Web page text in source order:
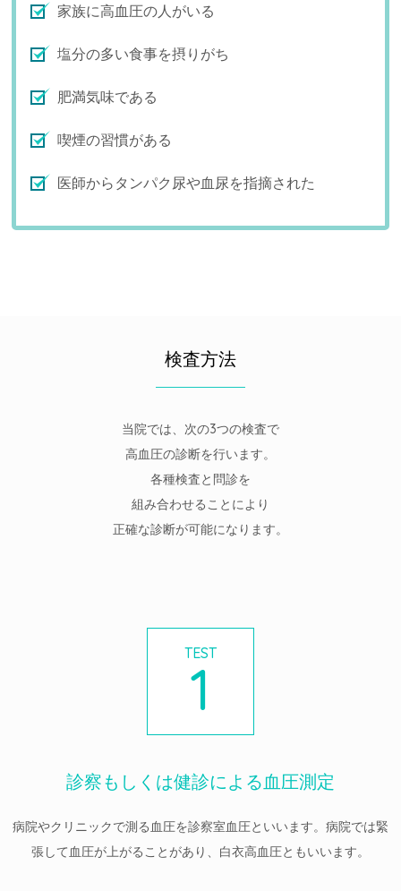
家族に高血圧の人がいる
塩分の多い食事を摂りがち
肥満気味である
喫煙の習慣がある
医師からタンパク尿や血尿を指摘された
検査方法
当院では、次の3つの検査で
高血圧の診断を行います。
各種検査と問診を
組み合わせることにより
正確な診断が可能になります。
TEST
1
診察もしくは健診による血圧測定
病院やクリニックで測る血圧を診察室血圧といいます。病院では緊
張して血圧が上がることがあり、白衣高血圧ともいいます。